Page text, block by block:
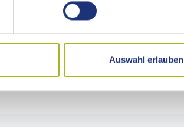
Auswahl erlauben
www.kmz-ostalbkreis.de